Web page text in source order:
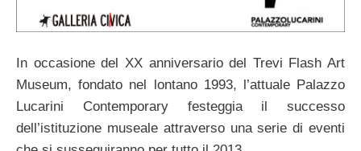
In occasione del XX anniversario del Trevi Flash Art
Museum, fondato nel lontano 1993, l’attuale Palazzo
Lucarini Contemporary festeggia il successo
dell’istituzione museale attraverso una serie di eventi